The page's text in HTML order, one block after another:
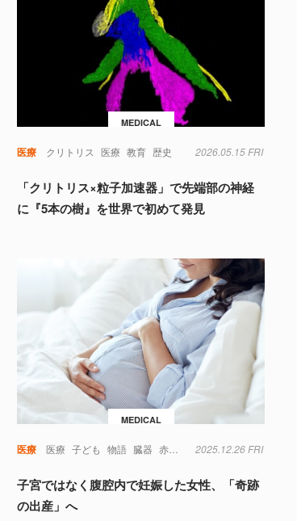
MEDICAL
医療 クリトリス 医療 教育 歴史 2026.05.15 FRI
「クリトリス×粒子加速器」で先端部の神経
に『5本の樹』を世界で初めて発見
遺伝子
MEDICAL
医療 医療 子ども 物語 臓器 赤ちゃん 2025.12.26 FRI
子宮ではなく腹腔内で妊娠した女性、「奇跡
の出産」へ